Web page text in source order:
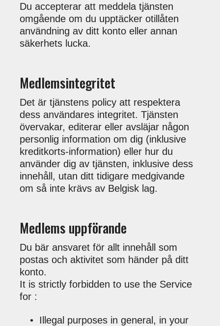
Du accepterar att meddela tjänsten
omgående om du upptäcker otillåten
användning av ditt konto eller annan
säkerhets lucka.
Medlemsintegritet
Det är tjänstens policy att respektera
dess användares integritet. Tjänsten
övervakar, editerar eller avsläjar någon
personlig information om dig (inklusive
kreditkorts-information) eller hur du
använder dig av tjänsten, inklusive dess
innehåll, utan ditt tidigare medgivande
om så inte krävs av Belgisk lag.
Medlems uppförande
Du bär ansvaret för allt innehåll som
postas och aktivitet som händer på ditt
konto.
It is strictly forbidden to use the Service
for :
Illegal purposes in general, in your